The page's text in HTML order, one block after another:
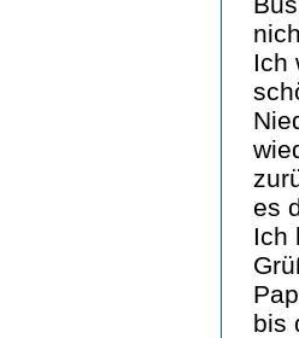
Ich
es
Ich
bis